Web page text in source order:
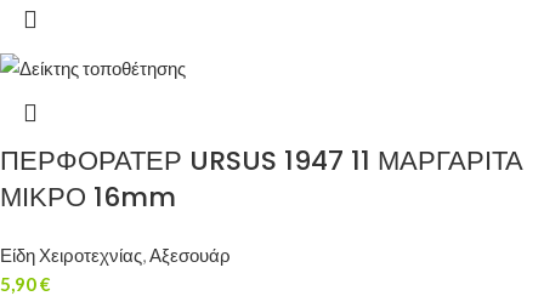
ΠΕΡΦΟΡΑΤΕΡ URSUS 1947 11 ΜΑΡΓΑΡΙΤΑ
ΜΙΚΡΟ 16mm
Είδη Χειροτεχνίας,Αξεσουάρ
5,90€